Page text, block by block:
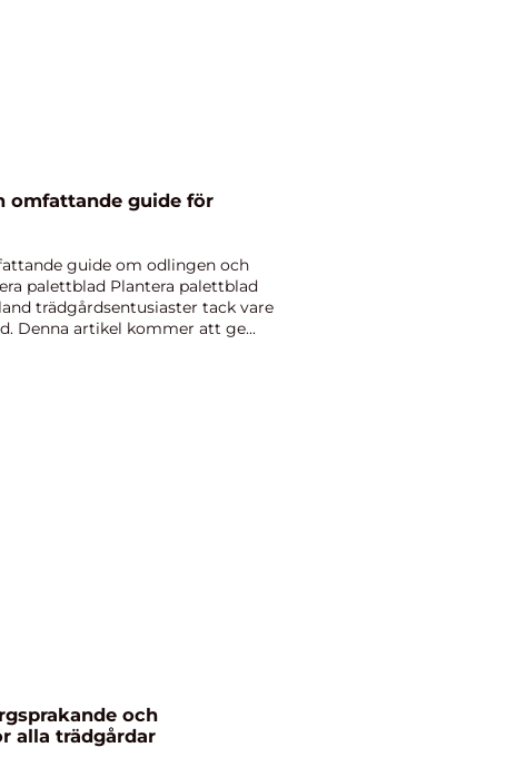
omfattande guide för
guide om odlingen och
palettblad Plantera palettblad
trädgårdsentusiaster tack vare
Denna artikel kommer att ge...
och
alla trädgårdar